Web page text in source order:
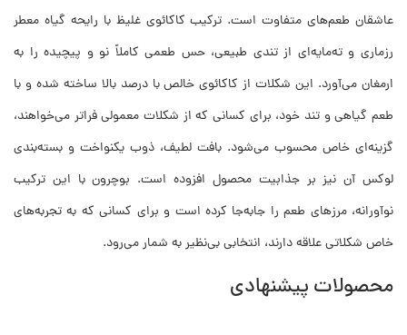
عاشقان طعم‌های متفاوت است. ترکیب کاکائوی غلیظ با رایحه گیاه معطر
رزماری و ته‌مایه‌ای از تندی طبیعی، حس طعمی کاملاً نو و پیچیده را به
ارمغان می‌آورد. این شکلات از کاکائوی خالص با درصد بالا ساخته شده و با
طعم گیاهی و تند خود، برای کسانی که از شکلات معمولی فراتر می‌خواهند،
گزینه‌ای خاص محسوب می‌شود. بافت لطیف، ذوب یکنواخت و بسته‌بندی
لوکس آن نیز بر جذابیت محصول افزوده است. بوچرون با این ترکیب
نوآورانه، مرزهای طعم را جابه‌جا کرده است و برای کسانی که به تجربه‌های
خاص شکلاتی علاقه دارند، انتخابی بی‌نظیر به شمار می‌رود.
محصولات پیشنهادی